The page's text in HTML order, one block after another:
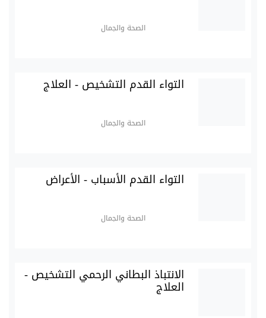
الصحة والجمال
التواء القدم التشخيص - العلاج
الصحة والجمال
التواء القدم الأسباب - الأعراض
الصحة والجمال
الانتباذ البطاني الرحمي التشخيص -
العلاج